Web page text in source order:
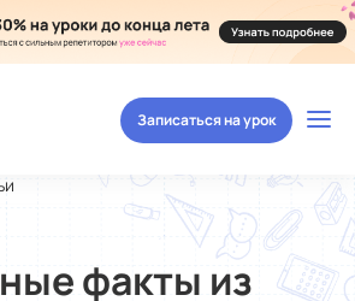
Записаться на урок
факты из